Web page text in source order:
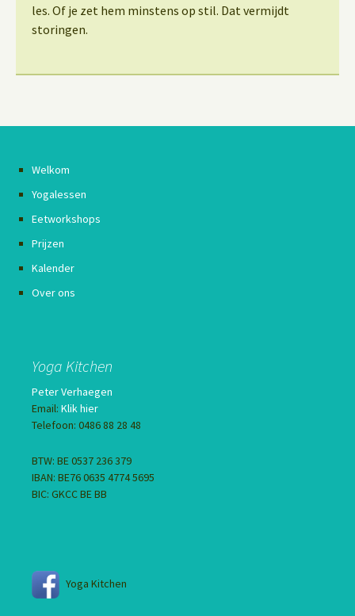
les. Of je zet hem minstens op stil. Dat vermijdt
storingen.
Welkom
Yogalessen
Eetworkshops
Prijzen
Kalender
Over ons
Yoga Kitchen
Peter Verhaegen
Email: Klik hier
Telefoon: 0486 88 28 48
BTW: BE 0537 236 379
IBAN: BE76 0635 4774 5695
BIC: GKCC BE BB
Yoga Kitchen